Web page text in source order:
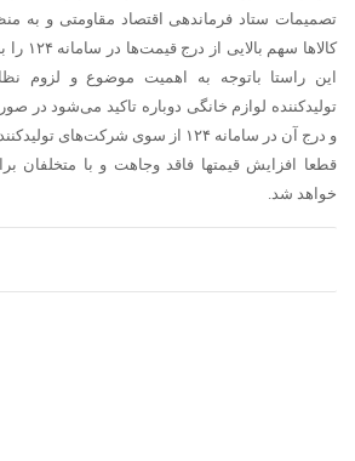
تصمیمات ستاد فرماندهی اقتصاد مقاومتی و به
کالاها
این راستا باتوجه به اهمیت موضوع و لزوم
تولیدکننده لوازم خانگی دوباره تاکید می‌شود در
و درج آن در سامانه ۱۲۴ از سوی
قطعا افزایش قیمتها فاقد وجاهت و با متخلفان
خواهد شد.